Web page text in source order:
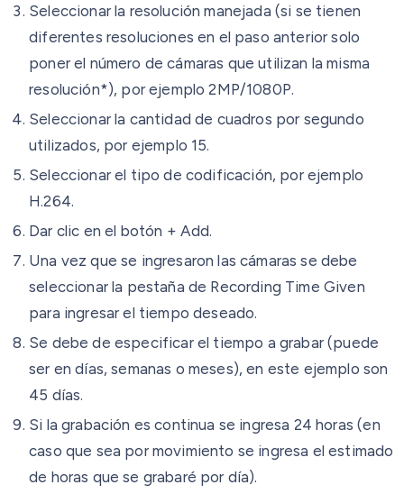
Seleccionar la resolución manejada (si se tienen
diferentes resoluciones en el paso anterior solo
poner el número de cámaras que utilizan la misma
resolución*), por ejemplo 2MP/1080P.
Seleccionar la cantidad de cuadros por segundo
utilizados, por ejemplo 15.
Seleccionar el tipo de codificación, por ejemplo
H.264.
Dar clic en el botón + Add.
Una vez que se ingresaron las cámaras se debe
seleccionar la pestaña de Recording Time Given
para ingresar el tiempo deseado.
Se debe de especificar el tiempo a grabar (puede
ser en días, semanas o meses), en este ejemplo son
45 días.
Si la grabación es continua se ingresa 24 horas (en
caso que sea por movimiento se ingresa el estimado
de horas que se grabaré por día).